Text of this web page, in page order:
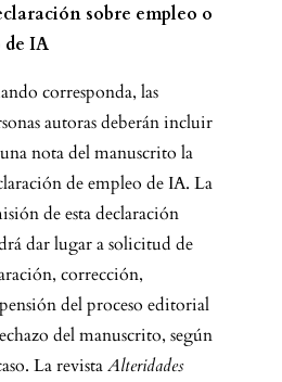
sobre empleo o
de IA
corresponda, las
autoras deberán incluir
nota del manuscrito la
de empleo de IA. La
de esta declaración
dar lugar a solicitud de
corrección,
del proceso editorial
del manuscrito, según
La revistaAlteridades